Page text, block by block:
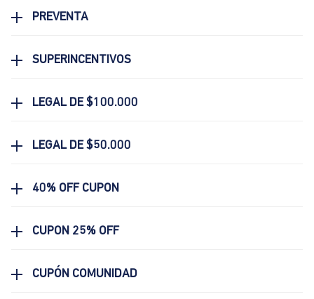
PREVENTA
SUPERINCENTIVOS
LEGAL DE $100.000
LEGAL DE $50.000
40% OFF CUPON
CUPON 25% OFF
CUPÓN COMUNIDAD